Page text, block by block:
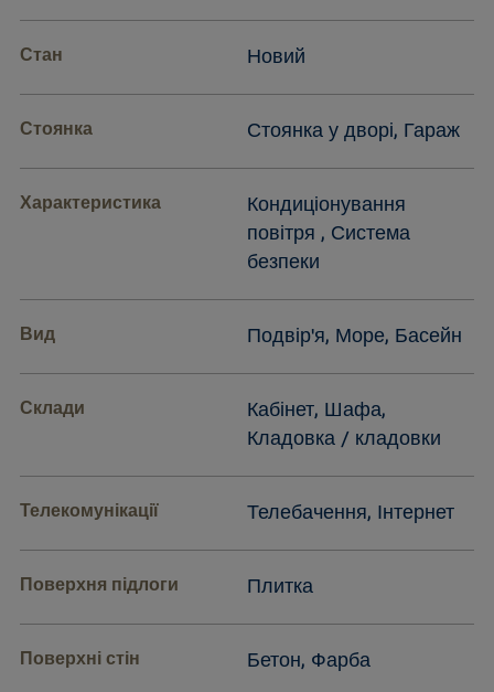
Стан Новий
Стоянка Стоянка у дворі, Гараж
Характеристика
Кондиціонування
повітря , Система
безпеки
Вид Подвір'я, Море, Басейн
Склади
Кабінет, Шафа,
Кладовка / кладовки
Телекомунікації Телебачення, Інтернет
Поверхня підлоги Плитка
Поверхні стін Бетон, Фарба